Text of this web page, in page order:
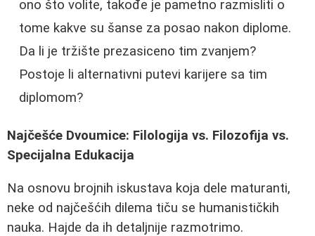
ono što volite, takođe je pametno razmisliti o
tome kakve su šanse za posao nakon diplome.
Da li je tržište prezasiceno tim zvanjem?
Postoje li alternativni putevi karijere sa tim
diplomom?
Najčešće Dvoumice: Filologija vs. Filozofija vs.
Specijalna Edukacija
Na osnovu brojnih iskustava koja dele maturanti,
neke od najčešćih dilema tiču se humanističkih
nauka. Hajde da ih detaljnije razmotrimo.